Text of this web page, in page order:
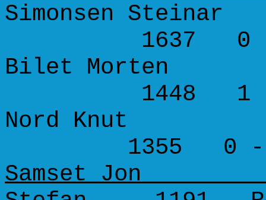
Simonsen
1637 0 -
Bilet Morten
1448 1 -
Nord Knut
1355 0 -
Samset Jon